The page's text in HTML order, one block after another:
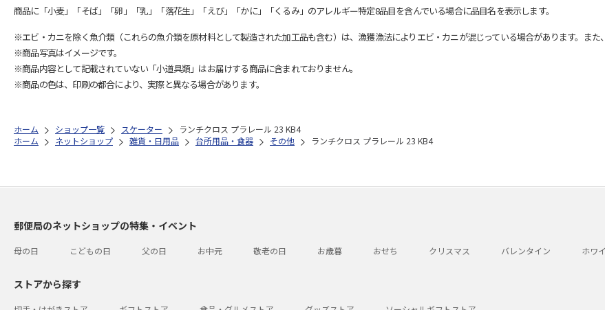
商品に「小麦」「そば」「卵」「乳」「落花生」「えび」「かに」「くるみ」のアレルギー特定8品目を含んでいる場合に品目名を表示します。
※エビ・カニを除く魚介類（これらの魚介類を原材料として製造された加工品も含む）は、漁獲漁法によりエビ・カニが混じっている場合があります。また
※商品写真はイメージです。
※商品内容として記載されていない「小道具類」はお届けする商品に含まれておりません。
※商品の色は、印刷の都合により、実際と異なる場合があります。
ホーム ショップ一覧 スケーター
ランチクロス プラレール 23 KB4
ホーム
ネットショップ 雑貨・日用品 台所用品・食器 その他 ランチクロス プラレール 23 KB4
郵便局のネットショップの特集・イベント
母の日 こどもの日 父の日 お中元 敬老の日 お歳暮 おせち クリスマス バレンタイン ホワ
ストアから探す